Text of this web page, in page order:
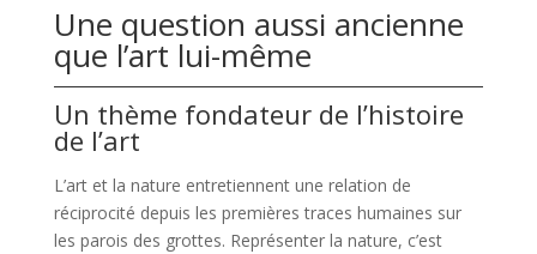
Une question aussi ancienne
que l’art lui-même
Un thème fondateur de l’histoire
de l’art
L’art et la nature entretiennent une relation de
réciprocité depuis les premières traces humaines sur
les parois des grottes. Représenter la nature, c’est